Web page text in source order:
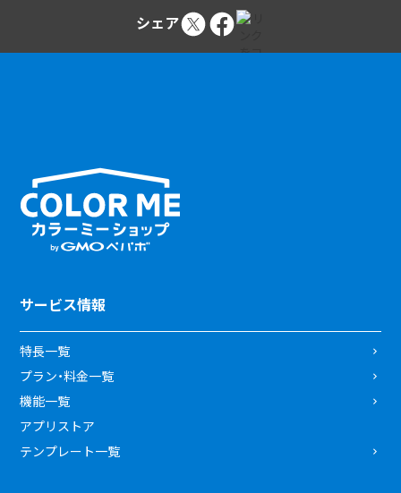
シェア
サービス情報
特長一覧
プラン・料金一覧
機能一覧
アプリストア
テンプレート一覧